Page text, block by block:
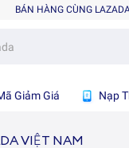
BÁN HÀNG CÙNG
Giảm Giá Nạp
VIỆT NAM